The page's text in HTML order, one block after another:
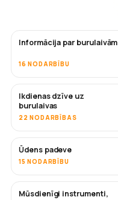
Informācija par burulaivām
16 NODARBĪBU
Ikdienas dzīve uz
burulaivas
22 NODARBĪBAS
Ūdens padeve
15 NODARBĪBU
Mūsdienīgi instrumenti,